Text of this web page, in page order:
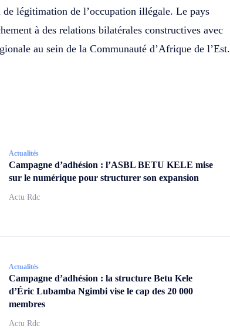
légitimation de l’occupation illégale. Le pays
à des relations bilatérales constructives avec
au sein de la Communauté d’Afrique de l’Est.
Actualités
Campagne d’adhésion : l’ASBL BETU KELE mise
sur le numérique pour structurer son expansion
Actu Rdc
Actualités
Campagne d’adhésion : la structure Betu Kele
d’Éric Lubamba Ngimbi vise le cap des 20 000
membres
Actu Rdc